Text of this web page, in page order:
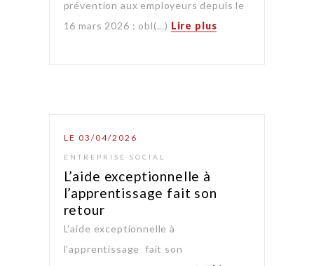
prévention aux employeurs depuis le
16 mars 2026 : obl(...) Lire plus
LE 03/04/2026
ENTREPRISE SOCIAL
L’aide exceptionnelle à
l’apprentissage fait son
retour
L’aide exceptionnelle à
l’apprentissage fait son